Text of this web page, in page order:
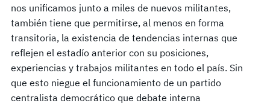
nos unificamos junto a miles de nuevos militantes,
también tiene que permitirse, al menos en forma
transitoria, la existencia de tendencias internas que
reflejen el estadío anterior con su posiciones,
experiencias y trabajos militantes en todo el país. Sin
que esto niegue el funcionamiento de un partido
centralista democrático que debate interna